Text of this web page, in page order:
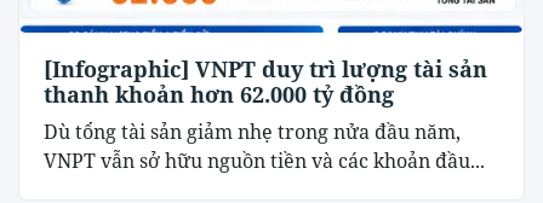
[Infographic] VNPT duy trì lượng tài sản
thanh khoản hơn 62.000 tỷ đồng
Dù tổng tài sản giảm nhẹ trong nửa đầu năm,
VNPT vẫn sở hữu nguồn tiền và các khoản đầu...